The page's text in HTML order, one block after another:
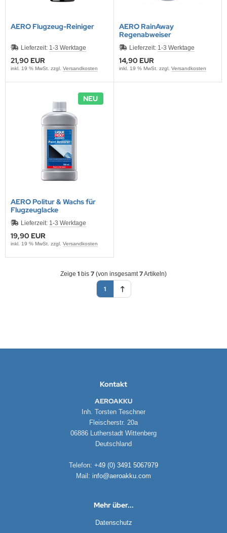
AERO Flugzeug-Reiniger
Lieferzeit: 1-3 Werktage
21,90 EUR
inkl. 19 % MwSt. zzgl. Versandkosten
AERO RainAway
Regenabweiser
Lieferzeit: 1-3 Werktage
14,90 EUR
inkl. 19 % MwSt. zzgl. Versandkosten
NEU
AERO Politur & Wachs für
Flugzeuglacke
Lieferzeit: 1-3 Werktage
19,90 EUR
inkl. 19 % MwSt. zzgl. Versandkosten
Zeige 1 bis 7 (von insgesamt7Artikeln)
1
Kontakt
AEROAKKU
Inh. Torsten Teschner
Fleischerstr. 20a
06886 Lutherstadt Wittenberg
Deutschland
Telefon: +49 (0) 3491 5067979
Mail: info@aeroakku.com
Mehr über...
Datenschutz